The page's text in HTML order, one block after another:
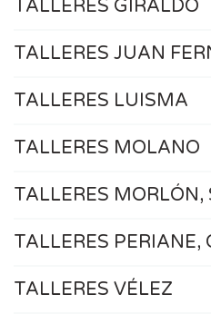
TALLERES GIRALDO
TALLERES JUAN
TALLERES LUISMA
TALLERES MOLANO
TALLERES MORLÓN,
TALLERES PERIANE,
TALLERES VÉLEZ